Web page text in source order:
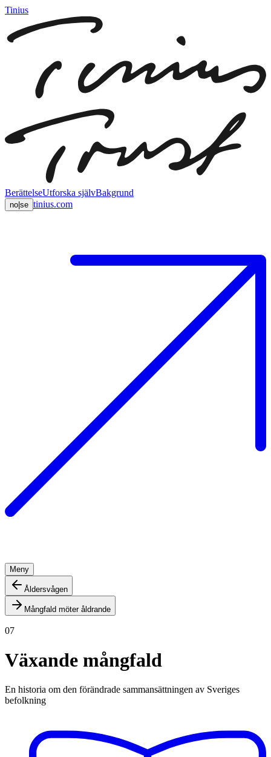
Tinius
BerättelseUtforska självBakgrund
no|se tinius.com
Meny
Åldersvågen
Mångfald möter åldrande
07
Växande mångfald
En historia om den förändrade sammansättningen av Sveriges
befolkning